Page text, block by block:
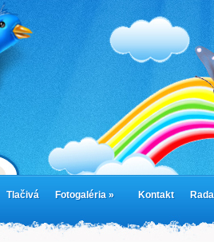
Tlačivá Fotogaléria » Kontakt
Cookie Policy